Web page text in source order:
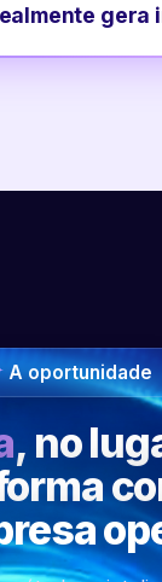
gera
A oportunidade
, no